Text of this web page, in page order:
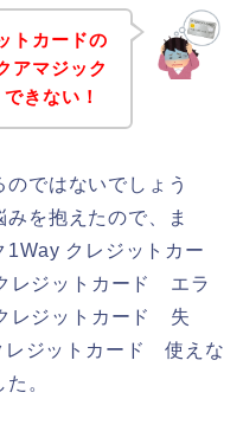
トカードの
アマジック
きない！
ではないでしょう
を抱えたので、ま
クレジットカー
レジットカード エラ
レジットカード 失
レジットカード 使えな
。